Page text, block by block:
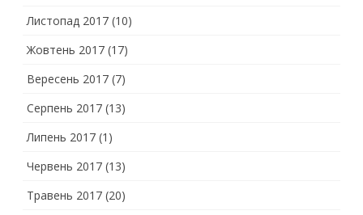
Листопад 2017 (10)
Жовтень 2017 (17)
Вересень 2017 (7)
Серпень 2017 (13)
Липень 2017 (1)
Червень 2017 (13)
Травень 2017 (20)